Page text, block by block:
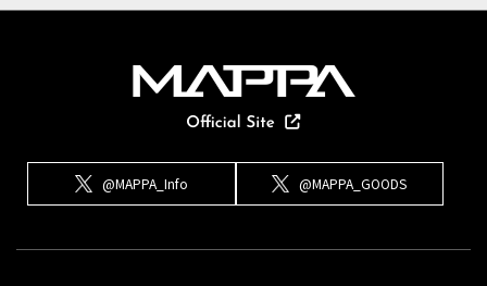
@MAPPA_Info @MAPPA_GOODS